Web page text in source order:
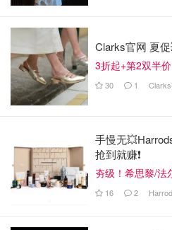
亮点。我们想叫它‘卡罗尔’。”他
特定相位时，人们就可以看到
Clarks官网 夏
3折起+第2双半
30 1
手慢无
抢到就赚❗️
夯级！希思黎/法
16 2